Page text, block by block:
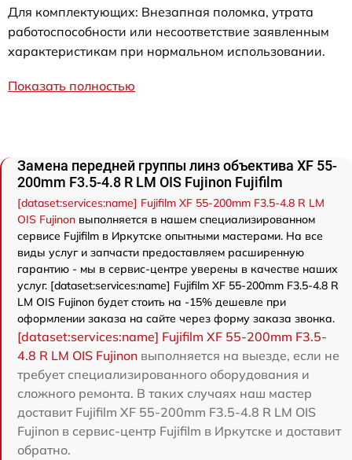
Для комплектующих: Внезапная поломка, утрата
работоспособности или несоответствие заявленным
характеристикам при нормальном использовании.
Показать полностью
Замена передней группы линз объектива XF 55-
200mm F3.5-4.8 R LM OIS Fujinon Fujifilm
[dataset:services:name] Fujifilm XF 55-200mm F3.5-4.8 R LM
OIS Fujinon выполняется в нашем специализированном
сервисе Fujifilm в Иркутске опытными мастерами. На все
виды услуг и запчасти предоставляем расширенную
гарантию - мы в сервис-центре уверены в качестве наших
услуг. [dataset:services:name] Fujifilm XF 55-200mm F3.5-4.8 R
LM OIS Fujinon будет стоить на -15% дешевле при
оформлении заказа на сайте через форму заказа звонка.
[dataset:services:name] Fujifilm XF 55-200mm F3.5-
4.8 R LM OIS Fujinon выполняется на выезде, если не
требует специализированного оборудования и
сложного ремонта. В таких случаях наш мастер
доставит Fujifilm XF 55-200mm F3.5-4.8 R LM OIS
Fujinon в сервис-центр Fujifilm в Иркутске и доставит
обратно.